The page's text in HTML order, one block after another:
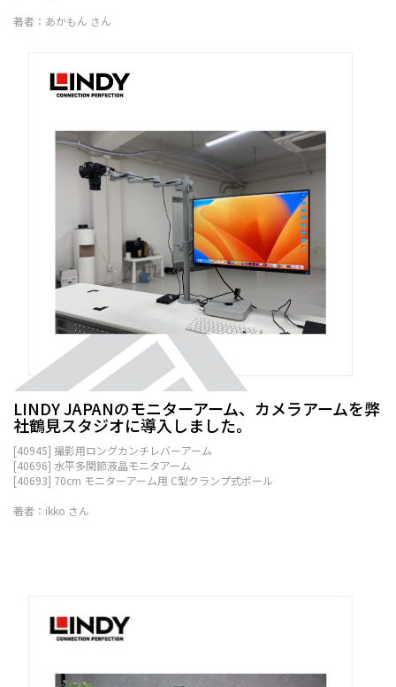
著者：あかもん さん
LINDY JAPANのモニターアーム、カメラアームを弊
社鶴見スタジオに導入しました。
[40945] 撮影用ロングカンチレバーアーム
[40696] 水平多関節液晶モニタアーム
[40693] 70cm モニターアーム用 C型クランプ式ポール
著者：ikko さん